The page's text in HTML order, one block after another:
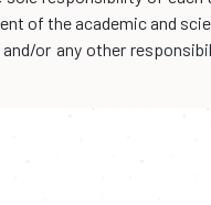
of the academic and
or any other